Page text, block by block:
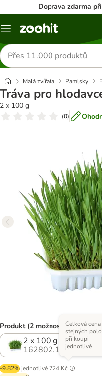
Doprava zdarma
Menu
Hledat
produkty
Malá zvířata Pamlsky
Tráva pro
2 x 100 g
(0)
Produkt (2 možností)
2 x 100 g
162802.1
-9.82% jednotlivě 224 Kč
Celková cena
stejných
při koupi
jednotlivě